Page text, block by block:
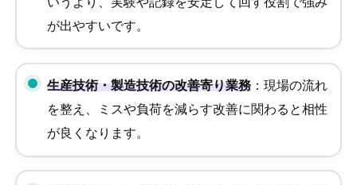
が出やすいです。
生産技術・製造技術の改善寄り業務：現場の流れ
を整え、ミスや負荷を減らす改善に関わると相性
が良くなります。